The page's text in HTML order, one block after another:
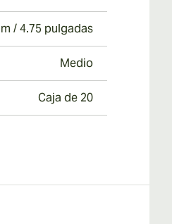
/ 4.75 pulgadas
Medio
Caja de 20